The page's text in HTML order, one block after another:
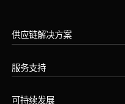
供应链解决方案
高科技
消费品
服务支持
可持续发展